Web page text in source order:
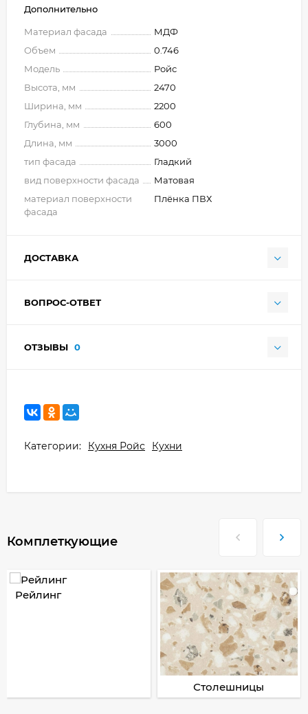
Дополнительно
Материал фасада
МДФ
Объем
0.746
Модель
Ройс
Высота, мм
2470
Ширина, мм
2200
Глубина, мм
600
Длина, мм
3000
тип фасада
Гладкий
вид поверхности фасада
Матовая
материал поверхности
фасада
Плёнка ПВХ
ДОСТАВКА
ВОПРОС-ОТВЕТ
ОТЗЫВЫ 0
Категории: Кухня Ройс Кухни
Комплеткующие
Рейлинг
Столешницы